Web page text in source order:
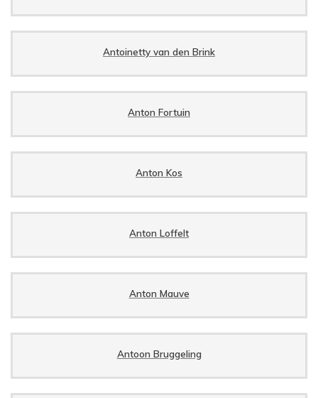
Antoinetty van den Brink
Anton Fortuin
Anton Kos
Anton Loffelt
Anton Mauve
Antoon Bruggeling